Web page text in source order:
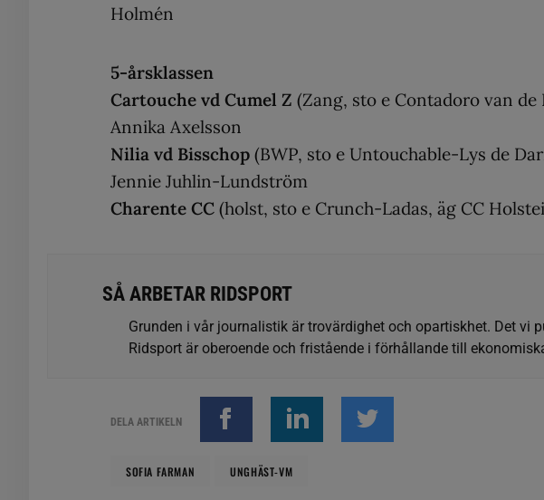
Holmén
5-årsklassen
Cartouche vd Cumel Z (Zang, sto e Contadoro van
Annika Axelsson
Nilia vd Bisschop (BWP, sto e Untouchable-Lys de
Jennie Juhlin-Lundström
Charente CC (holst, sto e Crunch-Ladas, äg CC
SÅ ARBETAR RIDSPORT
Grunden i vår journalistik är trovärdighet och opartiskhet. Det vi
Ridsport är oberoende och fristående i förhållande till
DELA ARTIKELN
SOFIA FARMAN UNGHÄST-VM